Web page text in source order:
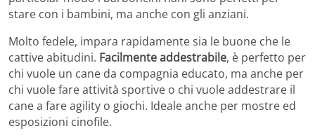
stare con i bambini, ma anche con gli anziani.
Molto fedele, impara rapidamente sia le buone che le
cattive abitudini. Facilmente addestrabile, è perfetto per
chi vuole un cane da compagnia educato, ma anche per
chi vuole fare attività sportive o chi vuole addestrare il
cane a fare agility o giochi. Ideale anche per mostre ed
esposizioni cinofile.